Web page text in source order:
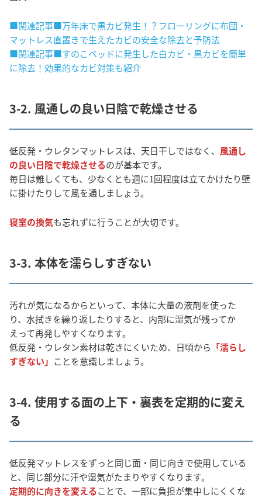
■関連記事■万年床で黒カビ発生！？フローリングに布団・
マットレス直置きで生えたカビの安全な除去と予防法
■関連記事■すのこベッドに発生した白カビ・黒カビを簡単
に除去！効果的なカビ対策も紹介
3-2. 風通しの良い日陰で乾燥させる
低反発・ウレタンマットレスは、天日干しではなく、 風通し
の良い日陰で乾燥させるのが基本です。
毎日は難しくても、少なくとも週に1回程度は立てかけたり壁
に掛けたりして風を通しましょう。
寝室の換気も忘れずに行うことが大切です。
3-3. 本体を濡らしすぎない
汚れが気になるからといって、本体に大量の液剤を使った
り、水拭きを繰り返したりすると、内部に湿気が残ってか
えって再発しやすくなります。
低反発・ウレタン素材は乾きにくいため、日頃から 「濡らし
すぎない」 ことを意識しましょう。
3-4. 使用する面の上下・裏表を定期的に変え
る
低反発マットレスをずっと同じ面・同じ向きで使用している
と、同じ部分に汗や湿気がたまりやすくなります。
定期的に向きを変えることで、一部に負担が集中しにくくな